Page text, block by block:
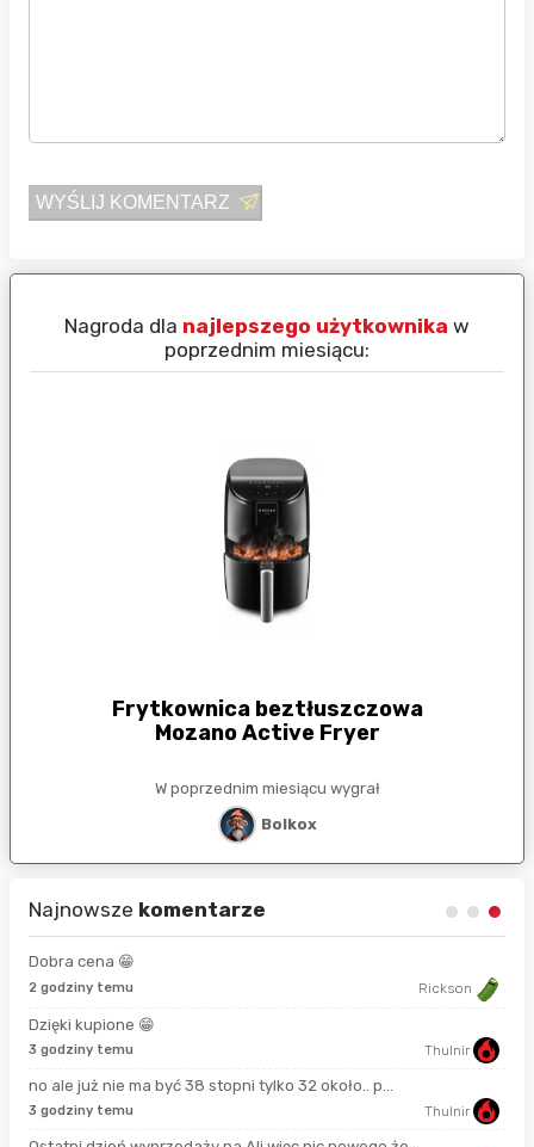
WYŚLIJ KOMENTARZ
Nagroda dla najlepszego użytkownika w
poprzednim miesiącu:
Frytkownica beztłuszczowa
Mozano Active Fryer
W poprzednim miesiącu wygrał
Bolkox
Najnowsze komentarze
Dobra cena 😁
2 godziny temu Rickson
Dzięki kupione 😁
3 godziny temu Thulnir
no ale już nie ma być 38 stopni tylko 32 około.. p...
3 godziny temu Thulnir